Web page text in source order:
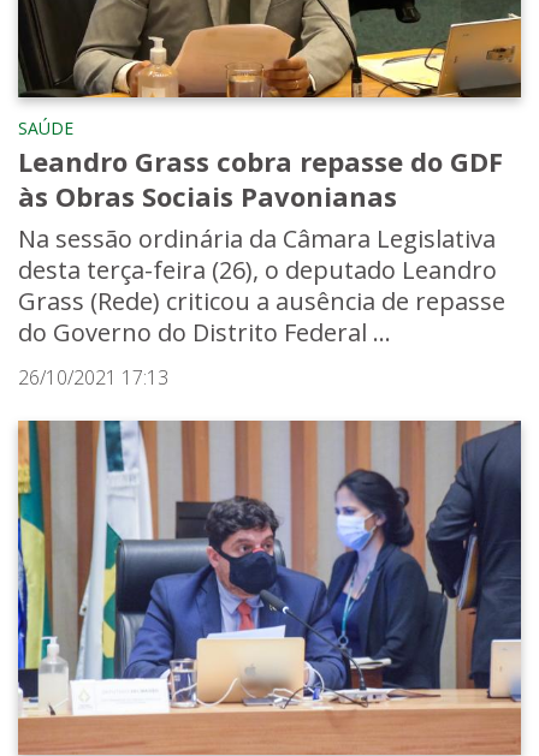
SAÚDE
Leandro Grass cobra repasse do GDF
às Obras Sociais Pavonianas
Na sessão ordinária da Câmara Legislativa
desta terça-feira (26), o deputado Leandro
Grass (Rede) criticou a ausência de repasse
do Governo do Distrito Federal ...
26/10/2021 17:13